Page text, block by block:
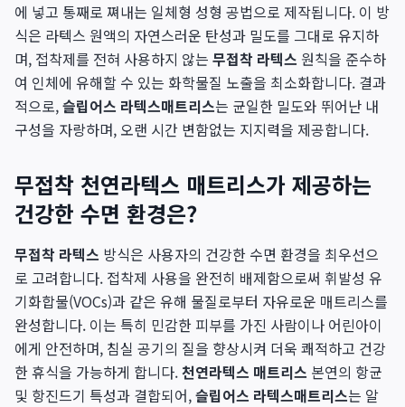
에 넣고 통째로 쪄내는 일체형 성형 공법으로 제작됩니다. 이 방
식은 라텍스 원액의 자연스러운 탄성과 밀도를 그대로 유지하
며, 접착제를 전혀 사용하지 않는 무접착 라텍스 원칙을 준수하
여 인체에 유해할 수 있는 화학물질 노출을 최소화합니다. 결과
적으로,슬립어스 라텍스매트리스는 균일한 밀도와 뛰어난 내
구성을 자랑하며, 오랜 시간 변함없는 지지력을 제공합니다.
무접착 천연라텍스 매트리스가 제공하는
건강한 수면 환경은?
무접착 라텍스 방식은 사용자의 건강한 수면 환경을 최우선으
로 고려합니다. 접착제 사용을 완전히 배제함으로써 휘발성 유
기화합물(VOCs)과 같은 유해 물질로부터 자유로운 매트리스를
완성합니다. 이는 특히 민감한 피부를 가진 사람이나 어린아이
에게 안전하며, 침실 공기의 질을 향상시켜 더욱 쾌적하고 건강
한 휴식을 가능하게 합니다.천연라텍스 매트리스 본연의 항균
및 항진드기 특성과 결합되어,슬립어스 라텍스매트리스는 알